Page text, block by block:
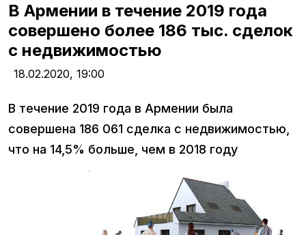
В Армении в течение 2019 года
совершено более 186 тыс. сделок
с недвижимостью
18.02.2020, 19:00
В течение 2019 года в Армении была
совершена 186 061 сделка с недвижимостью,
что на 14,5% больше, чем в 2018 году